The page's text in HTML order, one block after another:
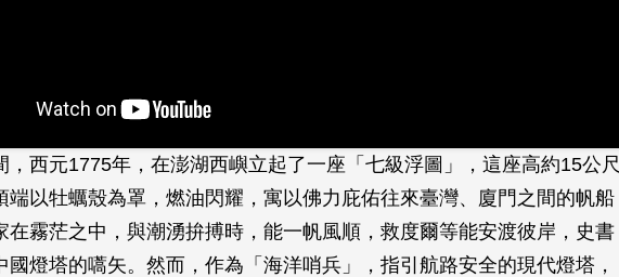
，西元1775年，在澎湖西嶼立起了一座「七級浮圖」，這座高約15公尺
端以牡蠣殼為罩，燃油閃耀，寓以佛力庇佑往來臺灣、廈門之間的帆船
在霧茫之中，與潮湧拚搏時，能一帆風順，救度爾等能安渡彼岸，史書
國燈塔的­嚆矢。然而，作為「海洋哨兵」，指引航路安全的現代燈塔，